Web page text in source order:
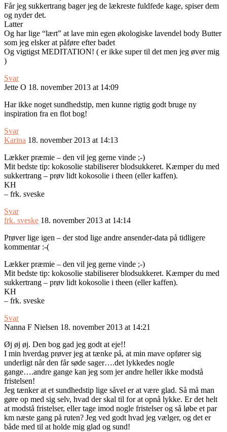
Får jeg sukkertrang bager jeg de lækreste fuldfede kage, spiser dem
og nyder det.
Latter
Og har lige “lært” at lave min egen økologiske lavendel body Butter
som jeg elsker at påføre efter badet
Og vigtigst MEDITATION! ( er ikke super til det men jeg øver mig
)
Svar
Jette O 18. november 2013 at 14:09
Har ikke noget sundhedstip, men kunne rigtig godt bruge ny
inspiration fra en flot bog!
Svar
Karina 18. november 2013 at 14:13
Lækker præmie – den vil jeg gerne vinde ;-)
Mit bedste tip: kokosolie stabiliserer blodsukkeret. Kæmper du med
sukkertrang – prøv lidt kokosolie i theen (eller kaffen).
KH
– frk. sveske
Svar
frk. sveske 18. november 2013 at 14:14
Prøver lige igen – der stod lige andre ansender-data på tidligere
kommentar :-(
Lækker præmie – den vil jeg gerne vinde ;-)
Mit bedste tip: kokosolie stabiliserer blodsukkeret. Kæmper du med
sukkertrang – prøv lidt kokosolie i theen (eller kaffen).
KH
– frk. sveske
Svar
Nanna F Nielsen 18. november 2013 at 14:21
Øj øj øj. Den bog gad jeg godt at eje!!
I min hverdag prøver jeg at tænke på, at min mave opfører sig
underligt når den får søde sager….det lykkedes nogle
gange….andre gange kan jeg som jer andre heller ikke modstå
fristelsen!
Jeg tænker at et sundhedstip lige såvel er at være glad. Så må man
gøre op med sig selv, hvad der skal til for at opnå lykke. Er det helt
at modstå fristelser, eller tage imod nogle fristelser og så løbe et par
km næste gang på ruten? Jeg ved godt hvad jeg vælger, og det er
både med til at holde mig glad og sund!